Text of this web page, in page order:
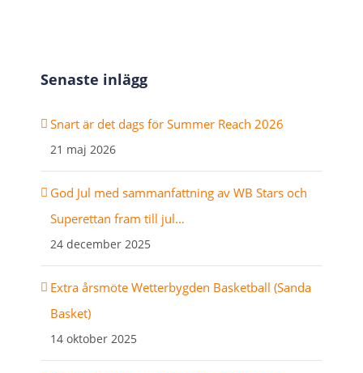
Senaste inlägg
Snart är det dags för Summer Reach 2026
21 maj 2026
God Jul med sammanfattning av WB Stars och
Superettan fram till jul…
24 december 2025
Extra årsmöte Wetterbygden Basketball (Sanda
Basket)
14 oktober 2025